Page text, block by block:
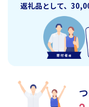
返礼品として、